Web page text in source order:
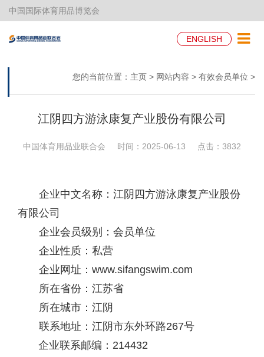
中国国际体育用品博览会
ENGLISH
您的当前位置： 主页 > 网站内容 > 有效会员单位 >
江阴四方游泳康复产业股份有限公司
中国体育用品业联合会 时间：2025-06-13 点击： 3832
企业中文名称：江阴四方游泳康复产业股份
有限公司
企业会员级别：会员单位
企业性质：私营
企业网址：www.sifangswim.com
所在省份：江苏省
所在城市：江阴
联系地址：江阴市东外环路267号
企业联系邮编：214432